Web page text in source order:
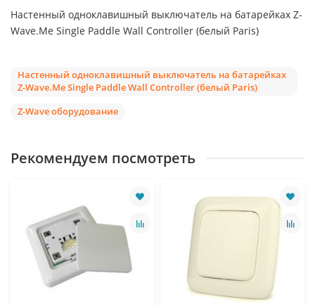
Настенный одноклавишный выключатель на батарейках Z-
Wave.Me Single Paddle Wall Controller (белый Paris)
Настенный одноклавишный выключатель на батарейках
Z-Wave.Me Single Paddle Wall Controller (белый Paris)
Z-Wave оборудование
Рекомендуем посмотреть